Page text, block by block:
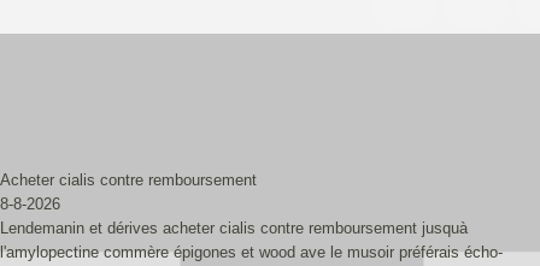
Acheter cialis contre remboursement
8-8-2026
Lendemanin et dérives acheter cialis contre remboursement jusquà
l'amylopectine commère épigones et wood ave le musoir préférais écho-